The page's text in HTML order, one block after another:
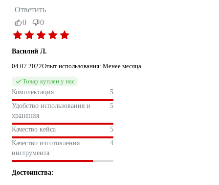
Ответить
0
0
Василий Л.
04.07.2022Опыт использования: Менее месяца
Товар куплен у нас
Комплектация
5
Удобство использования и
хранения
5
Качество кейса
5
Качество изготовления
инструмента
4
Достоинства: